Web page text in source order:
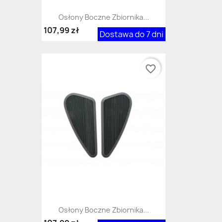
Osłony Boczne Zbiornika...
Dostawa do 7 dni
107,99 zł
Osłony Boczne Zbiornika...
favorite_border